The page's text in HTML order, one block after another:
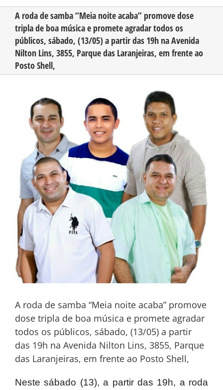
CONHEÇA O AMAZONAS
PUBLICIDADE
A roda de samba “Meia noite acaba” promove dose
tripla de boa música e promete agradar todos os
públicos, sábado, (13/05) a partir das 19h na Avenida
Nilton Lins, 3855, Parque das Laranjeiras, em frente ao
Posto Shell,
Larger
Image
A roda de samba “Meia noite acaba” promove
dose tripla de boa música e promete agradar
todos os públicos, sábado, (13/05) a partir
das 19h na Avenida Nilton Lins, 3855, Parque
das Laranjeiras, em frente ao Posto Shell,
Neste sábado (13), a partir das 19h, a roda